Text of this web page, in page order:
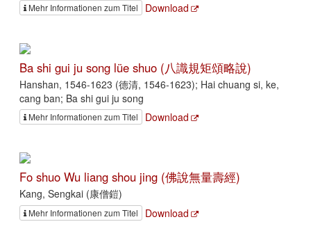
Mehr Informationen zum Titel Download
Ba shi gui ju song lüe shuo (八識規矩頌略說)
Hanshan, 1546-1623 (德清, 1546-1623); Hai chuang si, ke,
cang ban; Ba shi gui ju song
Mehr Informationen zum Titel Download
Fo shuo Wu liang shou jing (佛說無量壽經)
Kang, Sengkai (康僧鎧)
Mehr Informationen zum Titel Download